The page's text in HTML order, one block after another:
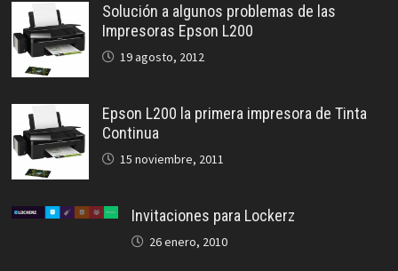
Solución a algunos problemas de las
Impresoras Epson L200
19 agosto, 2012
Epson L200 la primera impresora de Tinta
Continua
15 noviembre, 2011
Invitaciones para Lockerz
26 enero, 2010